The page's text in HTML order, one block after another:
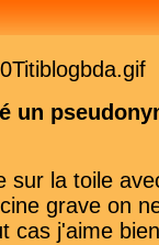
un
sur la toile
grave on
cas j'aime